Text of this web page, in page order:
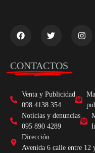
CONTACTOS
Venta y Publicidad
098 4138 354
Noticias y denuncias
095 890 4289
Dirección
Avenida 6 calle entre 12